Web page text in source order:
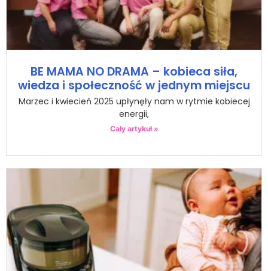
BE MAMA NO DRAMA – kobieca siła,
wiedza i społeczność w jednym miejscu
Marzec i kwiecień 2025 upłynęły nam w rytmie kobiecej
energii,
Cały artykuł »